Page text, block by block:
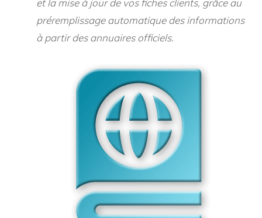
et la mise à jour de vos fiches clients, grâce au
préremplissage automatique des informations
à partir des annuaires officiels.